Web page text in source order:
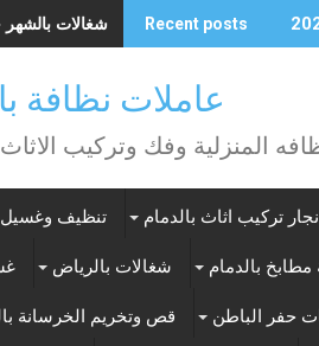
Recent posts شغالات بالشهر جده
عاملات نظافة بالساعه
المنزلية وفك وتركيب
نجار تركيب اثاث بالدمام تنظيف وغسيل
بالدمام شغالات بالرياض
حفر الباطن قص وتخريم الخرسانة